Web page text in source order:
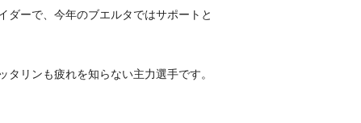
ダーで、今年のブエルタではサポートと
タリンも疲れを知らない主力選手です。